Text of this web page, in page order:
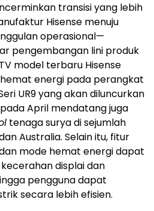
transisi yang lebih
Hisense menuju
operasional—
pengembangan lini produk
model terbaru Hisense
energi pada perangkat
UR9 yang akan diluncurkan
April mendatang juga
tenaga surya di sejumlah
Australia. Selain itu, fitur
mode hemat energi dapat
displai dan
pengguna dapat
secara lebih efisien.